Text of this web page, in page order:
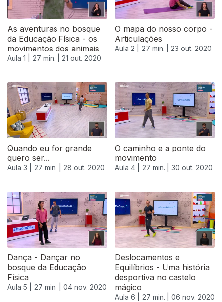
As aventuras no bosque
da Educação Física - os
movimentos dos animais
Aula 1 | 27 min. | 21 out. 2020
O mapa do nosso corpo -
Articulações
Aula 2 | 27 min. | 23 out. 2020
Quando eu for grande
quero ser...
Aula 3 | 27 min. | 28 out. 2020
O caminho e a ponte do
movimento
Aula 4 | 27 min. | 30 out. 2020
Dança - Dançar no
bosque da Educação
Física
Aula 5 | 27 min. | 04 nov. 2020
Deslocamentos e
Equilíbrios - Uma história
desportiva no castelo
mágico
Aula 6 | 27 min. | 06 nov. 2020